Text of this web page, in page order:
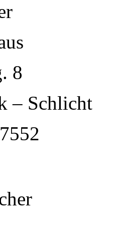
8
– Schlicht